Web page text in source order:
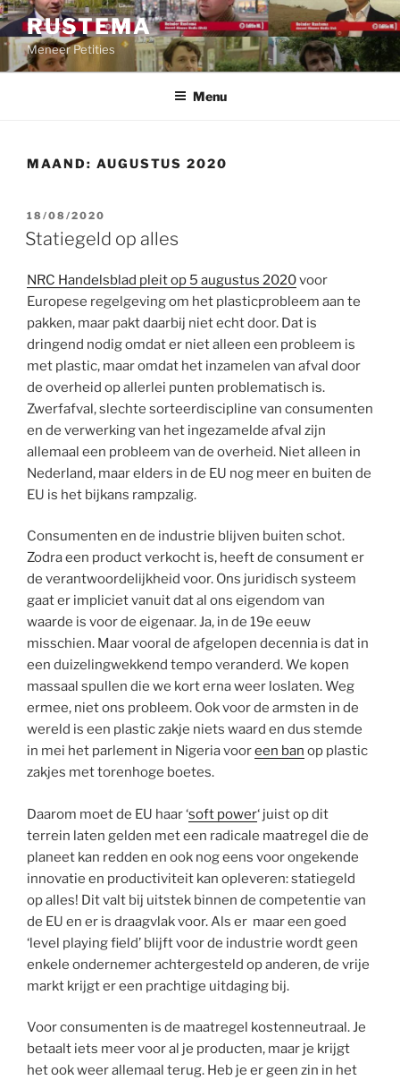
Ga
naar
inhoud
RUSTEMA
Meneer Petities
Menu
MAAND: AUGUSTUS 2020
GEPLAATST
OP
18/08/2020
Statiegeld op alles
NRC Handelsblad pleit op 5 augustus 2020voor
Europese regelgeving om het plasticprobleem aan te
pakken, maar pakt daarbij niet echt door. Dat is
dringend nodig omdat er niet alleen een probleem is
met plastic, maar omdat het inzamelen van afval door
de overheid op allerlei punten problematisch is.
Zwerfafval, slechte sorteerdiscipline van consumenten
en de verwerking van het ingezamelde afval zijn
allemaal een probleem van de overheid. Niet alleen in
Nederland, maar elders in de EU nog meer en buiten de
EU is het bijkans rampzalig.
Consumenten en de industrie blijven buiten schot.
Zodra een product verkocht is, heeft de consument er
de verantwoordelijkheid voor. Ons juridisch systeem
gaat er impliciet vanuit dat al ons eigendom van
waarde is voor de eigenaar. Ja, in de 19e eeuw
misschien. Maar vooral de afgelopen decennia is dat in
een duizelingwekkend tempo veranderd. We kopen
massaal spullen die we kort erna weer loslaten. Weg
ermee, niet ons probleem. Ook voor de armsten in de
wereld is een plastic zakje niets waard en dus stemde
in mei het parlement in Nigeria vooreen ban op plastic
zakjes met torenhoge boetes.
Daarom moet de EU haar ‘soft power‘ juist op dit
terrein laten gelden met een radicale maatregel die de
planeet kan redden en ook nog eens voor ongekende
innovatie en productiviteit kan opleveren: statiegeld
op alles! Dit valt bij uitstek binnen de competentie van
de EU en er is draagvlak voor. Als er maar een goed
‘level playing field’ blijft voor de industrie wordt geen
enkele ondernemer achtergesteld op anderen, de vrije
markt krijgt er een prachtige uitdaging bij.
Voor consumenten is de maatregel kostenneutraal. Je
betaalt iets meer voor al je producten, maar je krijgt
het ook weer allemaal terug. Heb je er geen zin in het